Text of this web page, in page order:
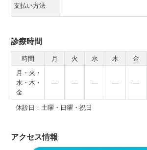
支払い方法
診療時間
時間 月 火 水 木 金
月・火・
水・木・
金
― ― ― ― ―
休診日：土曜・日曜・祝日
アクセス情報